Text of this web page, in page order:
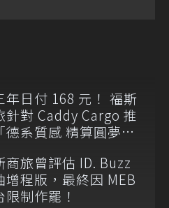
年日付 168 元！ 福斯
針對 Caddy Cargo 推
德系質感 精算圓夢」
商旅曾評估 ID. Buzz
增程版，最終因 MEB
限制作罷！